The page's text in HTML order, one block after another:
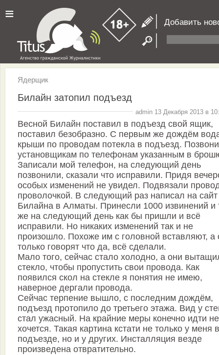
≡ Добавить
Ядерщик
Билайн затопил подъезд
admin 13 Декабря 2013 в
Весной Билайн поставил в подъезд свой ящик,
поставил безобразно. С первым же дождём
крыши по проводам потекла в подъезд.
установщикам по телефонам указанным в
Записали мой телефон, на следующий день
позвонили, сказали что исправили. Придя
особых изменений не увидел. Подвязали
проволочкой. В следующий раз написал на сайт
Билайна в Алматы. Принесли 1000 извинений и
же на следующий день как бы пришли и всё
исправили. Но никаких изменений так и не
произошло. Похоже им с головной вставляют, а
только говорят что да, всё сделали.
Мало того, сейчас стало холодно, а они
стекло, чтобы пропустить свои провода. Как
появился скол на стекле я понятия не имею,
наверное дергали провода.
Сейчас терпение вышло, с последним дождём,
подъезд протопило до третьего этажа. Вид у
стал ужасный. На крайние меры конечно идти не
хочется. Такая картина кстати не только у меня в
подъезде, но и у других. Инсталляция везде
произведена отвратительно.